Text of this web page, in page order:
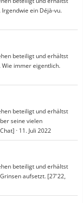
ein Déjà-vu.
beteiligt und erhältst
immer eigentlich.
beteiligt und erhältst
seine vielen
11. Juli 2022
beteiligt und erhältst
aufsetzt. [27'22,